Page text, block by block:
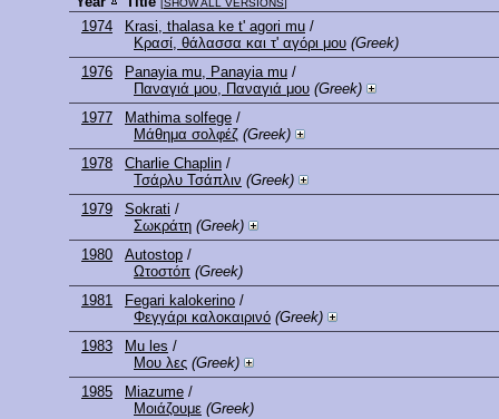
SHOW ALL VERSIONS
1974 Krasi, thalasa ke t' agori mu /
Κρασί, θάλασσα και τ' αγόρι μου (Greek)
1976
Panayia mu, Panayia mu /
Παναγιά μου, Παναγιά μου (Greek)
1977
Mathima solfege /
Μάθημα σολφέζ (Greek)
1978
Charlie Chaplin /
Τσάρλυ Τσάπλιν (Greek)
1979
Sokrati /
Σωκράτη (Greek)
1980
Autostop /
Ωτοστόπ (Greek)
1981
Fegari kalokerino /
Φεγγάρι καλοκαιρινό (Greek)
1983
Mu les /
Μου λες (Greek)
1985
Miazume /
Μοιάζουμε (Greek)